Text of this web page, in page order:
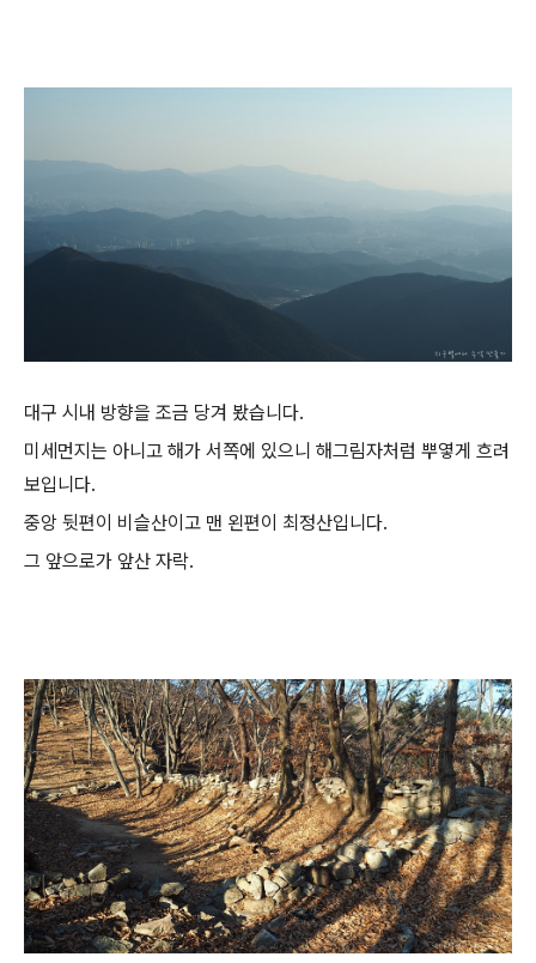
대구 시내 방향을 조금 당겨 봤습니다.
미세먼지는 아니고 해가 서쪽에 있으니 해그림자처럼 뿌옇게 흐려
보입니다.
중앙 뒷편이 비슬산이고 맨 왼편이 최정산입니다.
그 앞으로가 앞산 자락.